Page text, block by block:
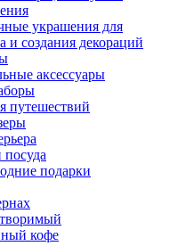
украшения для
и создания декораций
аксессуары
путешествий
подарки
кофе